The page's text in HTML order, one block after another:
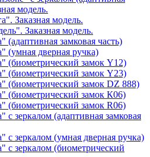
модель.
Заказная модель.
Заказная модель.
(адаптивная замковая часть)
(умная дверная ручка)
(биометрический замок Y12)
(биометрический замок Y23)
(биометрический замок DZ 888)
(биометрический замок К06)
(биометрический замок R06)
с зеркалом (адаптивная замковая
с зеркалом (умная дверная ручка)
с зеркалом (биометрический